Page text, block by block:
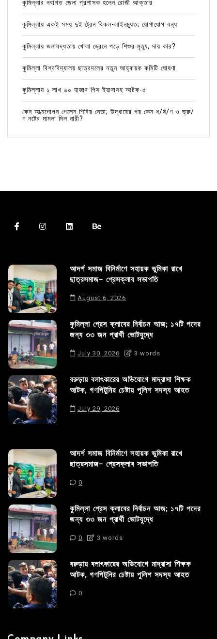
কুমিল্লার নবাগত জেলা প্রশাসক হলেন রোজী আক্তার
কুমিল্লায় একই সময় দুই ট্রেন বিকল-লাইনচ্যুত; যোগাযোগ বন্ধ
কুমিল্লায় জলাবদ্ধতায় খোলা ড্রেনে পড়ে শিশুর মৃত্যু, দায় কার?
কুমিল্লা বিশ্ববিদ্যালয় ছাত্রদলের নতুন আহ্বায়ক কমিটি ঘোষণা
কুমিল্লায় ১ লাখ ৬০ হাজার পিস ইয়াবাসহ আটক-৫
কেন আত্মগোপন গেলেন শিবির নেতা; উদ্ধারের পর কেন ধ/র্ষ/ণ ও ভ্রু/
ণ নষ্টের মামলা দিল নারী?
আদর্শ সমাজ বিনির্মাণে সহায়ক ভুমিকা রাখে
ছাত্রসমাজ- প্রেসক্লাব সভাপতি
August 6, 2026
কুমিল্লা প্রেস ক্লাবের নির্বাচন আজ; ১৭টি পদের
জন্য ৩৩ জন প্রার্থী ভোটযুদ্ধে
July 30, 2026 3 words
বরুড়ায় বলাৎকারের অভিযোগে মাদ্রাসা শিক্ষক
আটক, গণপিটুনির চেষ্টায় পুলিশ সদস্য আহত
July 29, 2026
আদর্শ সমাজ বিনির্মাণে সহায়ক ভুমিকা রাখে
ছাত্রসমাজ- প্রেসক্লাব সভাপতি
0
কুমিল্লা প্রেস ক্লাবের নির্বাচন আজ; ১৭টি পদের
জন্য ৩৩ জন প্রার্থী ভোটযুদ্ধে
0 3 words
বরুড়ায় বলাৎকারের অভিযোগে মাদ্রাসা শিক্ষক
আটক, গণপিটুনির চেষ্টায় পুলিশ সদস্য আহত
0